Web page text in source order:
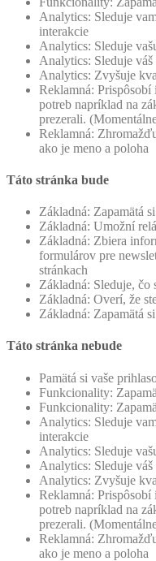
Analytics: Sleduje
interakcie
Analytics: Sleduje
Analytics: Sleduje váš
Analytics: Zvyšuje
Reklamná:
potreb napríklad na
prezerali.
Reklamná:
ako je meno a poloha
Táto stránka bude
Základná: Zapamätá
Základná: Umožní
Základná: Zbiera
formulárov pre
stránkach
Základná: Sleduje,
Základná: Overí, že
Základná: Zapamätá
Táto stránka nebude
Pamätá si vaše
Funkcionality:
Funkcionality:
Analytics: Sleduje
interakcie
Analytics: Sleduje
Analytics: Sleduje váš
Analytics: Zvyšuje
Reklamná:
potreb napríklad na
prezerali.
Reklamná:
ako je meno a poloha